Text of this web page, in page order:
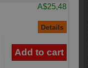
A$25,48